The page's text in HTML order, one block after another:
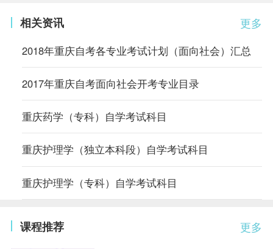
更多
相关资讯
2018年重庆自考各专业考试计划（面向社会）汇总
2017年重庆自考面向社会开考专业目录
重庆药学（专科）自学考试科目
重庆护理学（独立本科段）自学考试科目
重庆护理学（专科）自学考试科目
更多
课程推荐